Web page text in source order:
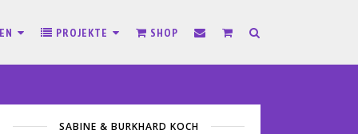
PROJEKTE SHOP
SABINE & BURKHARD KOCH